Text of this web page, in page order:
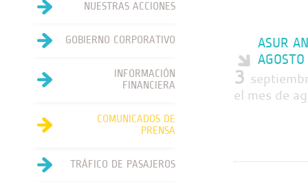
ASUR
3
el mes de
NUESTRAS ACCIONES
GOBIERNO CORPORATIVO
INFORMACIÓN
FINANCIERA
COMUNICADOS DE
PRENSA
TRÁFICO DE PASAJEROS